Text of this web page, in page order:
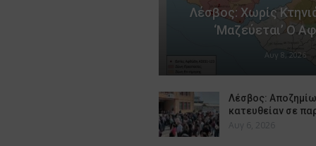
Λέσβος: Χωρίς
‘μαζεύεται’ Ο
Αυγ 8, 2026
Λέσβος:
κατευθείαν σε
Αυγ 6, 2026